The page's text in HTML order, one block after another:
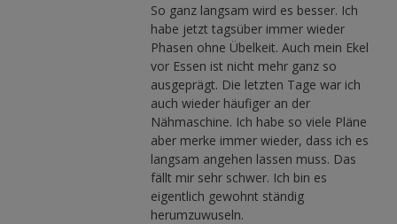
So ganz langsam wird es besser. Ich
habe jetzt tagsüber immer wieder
Phasen ohne Übelkeit. Auch mein Ekel
vor Essen ist nicht mehr ganz so
ausgeprägt. Die letzten Tage war ich
auch wieder häufiger an der
Nähmaschine. Ich habe so viele Pläne
aber merke immer wieder, dass ich es
langsam angehen lassen muss. Das
fällt mir sehr schwer. Ich bin es
eigentlich gewohnt ständig
herumzuwuseln.